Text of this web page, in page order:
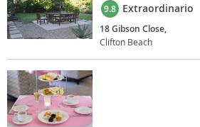
9.8 Extraordinario
18 Gibson Close,
Clifton Beach